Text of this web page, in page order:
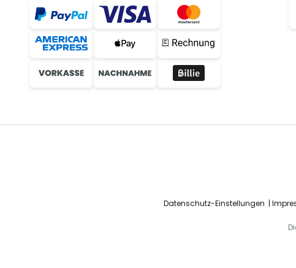
Datenschutz-Einstellungen